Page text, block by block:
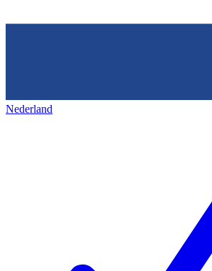
Nederland